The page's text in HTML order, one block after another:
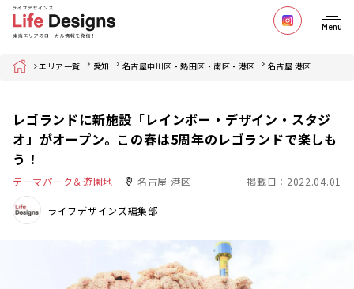
Menu
Home エリア一覧 愛知 名古屋中川区・熱田区・南区・港区 名古屋 港区
レゴランドに新施設「レインボー・デザイン・スタジ
オ」がオープン。この春は5周年のレゴランドで楽しも
う！
テーマパーク＆遊園地 名古屋 港区 掲載日：2022.04.01
ライフデザインズ編集部